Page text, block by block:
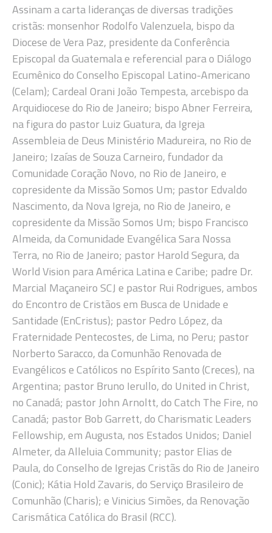
Assinam a carta lideranças de diversas tradições
cristãs: monsenhor Rodolfo Valenzuela, bispo da
Diocese de Vera Paz, presidente da Conferência
Episcopal da Guatemala e referencial para o Diálogo
Ecumênico do Conselho Episcopal Latino-Americano
(Celam); Cardeal Orani João Tempesta, arcebispo da
Arquidiocese do Rio de Janeiro; bispo Abner Ferreira,
na figura do pastor Luiz Guatura, da Igreja
Assembleia de Deus Ministério Madureira, no Rio de
Janeiro; Izaías de Souza Carneiro, fundador da
Comunidade Coração Novo, no Rio de Janeiro, e
copresidente da Missão Somos Um; pastor Edvaldo
Nascimento, da Nova Igreja, no Rio de Janeiro, e
copresidente da Missão Somos Um; bispo Francisco
Almeida, da Comunidade Evangélica Sara Nossa
Terra, no Rio de Janeiro; pastor Harold Segura, da
World Vision para América Latina e Caribe; padre Dr.
Marcial Maçaneiro SCJ e pastor Rui Rodrigues, ambos
do Encontro de Cristãos em Busca de Unidade e
Santidade (EnCristus); pastor Pedro López, da
Fraternidade Pentecostes, de Lima, no Peru; pastor
Norberto Saracco, da Comunhão Renovada de
Evangélicos e Católicos no Espírito Santo (Creces), na
Argentina; pastor Bruno Ierullo, do United in Christ,
no Canadá; pastor John Arnoltt, do Catch The Fire, no
Canadá; pastor Bob Garrett, do Charismatic Leaders
Fellowship, em Augusta, nos Estados Unidos; Daniel
Almeter, da Alleluia Community; pastor Elias de
Paula, do Conselho de Igrejas Cristãs do Rio de Janeiro
(Conic); Kátia Hold Zavaris, do Serviço Brasileiro de
Comunhão (Charis); e Vinicius Simões, da Renovação
Carismática Católica do Brasil (RCC).